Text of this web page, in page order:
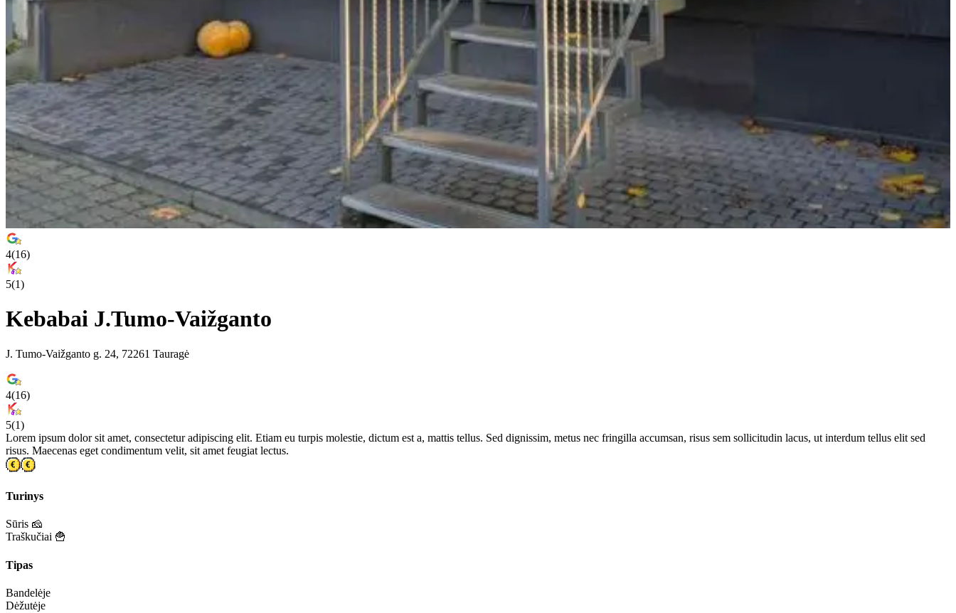
4(16)
5(1)
Kebabai J.Tumo-Vaižganto
J. Tumo-Vaižganto g. 24, 72261 Tauragė
4(16)
5(1)
Lorem ipsum dolor sit amet, consectetur adipiscing elit. Etiam eu turpis molestie, dictum est a, mattis tellus. Sed dignissim, metus nec fringilla accumsan, risus sem sollicitudin lacus, ut interdum tellus elit sed
risus. Maecenas eget condimentum velit, sit amet feugiat lectus.
Turinys
Sūris 🧀
Traškučiai 🍟
Tipas
Bandelėje
Dėžutėje